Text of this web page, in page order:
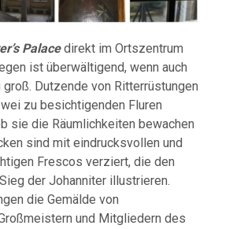
Palacedirekt im Ortszentrum
ist überwältigend, wenn auch
Dutzende von Ritterrüstungen
zu besichtigenden Fluren
sie die Räumlichkeiten bewachen
sind mit eindrucksvollen und
Frescos verziert, die den
der Johanniter illustrieren.
die Gemälde von
und Mitgliedern des